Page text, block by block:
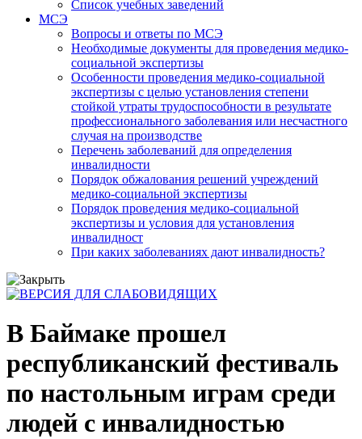
Список учебных заведений
МСЭ
Вопросы и ответы по МСЭ
Необходимые документы для проведения медико-
социальной экспертизы
Особенности проведения медико-социальной
экспертизы с целью установления степени
стойкой утраты трудоспособности в результате
профессионального заболевания или несчастного
случая на производстве
Перечень заболеваний для определения
инвалидности
Порядок обжалования решений учреждений
медико-социальной экспертизы
Порядок проведения медико-социальной
экспертизы и условия для установления
инвалидност
При каких заболеваниях дают инвалидность?
В Баймаке прошел
республиканский фестиваль
по настольным играм среди
людей с инвалидностью